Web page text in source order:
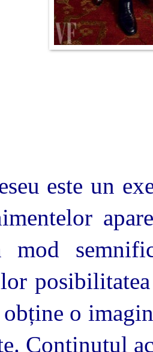
este un
mod
o
Conținutul